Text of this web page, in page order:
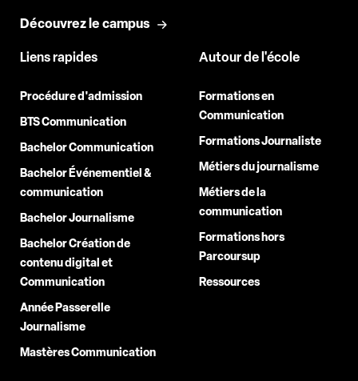
Découvrez le campus
Liens rapides
Procédure d'admission
BTS Communication
Bachelor Communication
Bachelor Événementiel &
communication
Bachelor Journalisme
Bachelor Création de
contenu digital et
Communication
Année Passerelle
Journalisme
Mastères Communication
Autour de l'école
Formations en
Communication
Formations Journaliste
Métiers du journalisme
Métiers de la
communication
Formations hors
Parcoursup
Ressources